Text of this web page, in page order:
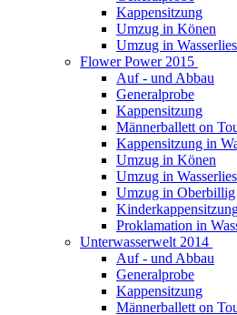
Kappensitzung
Umzug in Könen
Umzug in
Flower Power 2015
Auf - und Abbau
Generalprobe
Kappensitzung
Männerballett on
Kappensitzung in
Umzug in Könen
Umzug in
Umzug in Oberbillig
Proklamation in
Unterwasserwelt 2014
Auf - und Abbau
Generalprobe
Kappensitzung
Männerballett on